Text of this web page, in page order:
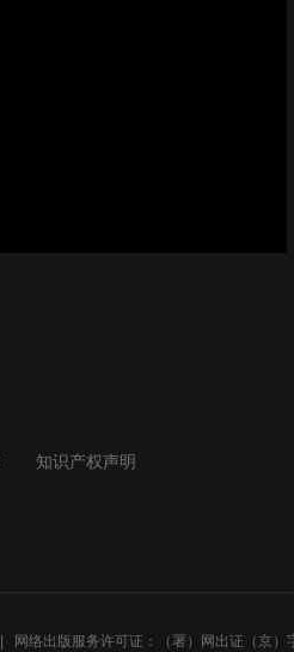
知识产权声明
网络出版服务许可证：（署）网出证（京）